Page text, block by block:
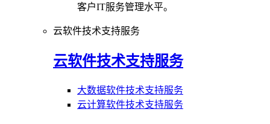
客户IT服务管理水平。
云软件技术支持服务
云软件技术支持服务
大数据软件技术支持服务
云计算软件技术支持服务